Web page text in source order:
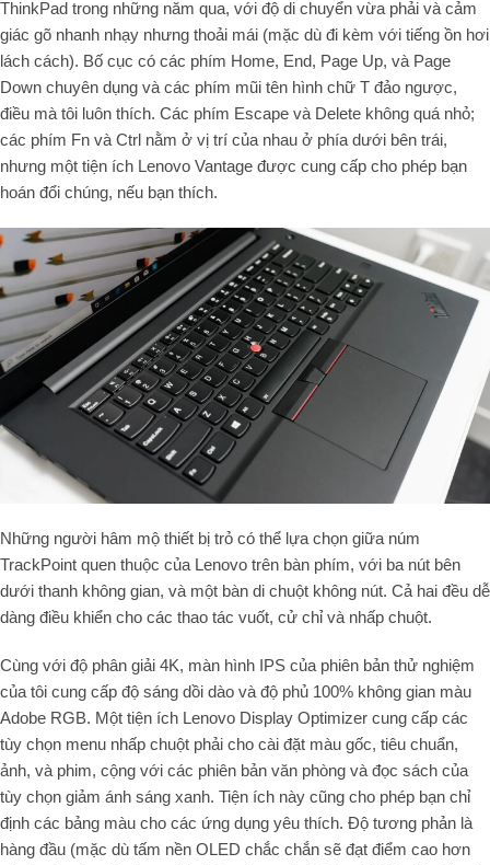
ThinkPad trong những năm qua, với độ di chuyển vừa phải và cảm
giác gõ nhanh nhạy nhưng thoải mái (mặc dù đi kèm với tiếng ồn hơi
lách cách). Bố cục có các phím Home, End, Page Up, và Page
Down chuyên dụng và các phím mũi tên hình chữ T đảo ngược,
điều mà tôi luôn thích. Các phím Escape và Delete không quá nhỏ;
các phím Fn và Ctrl nằm ở vị trí của nhau ở phía dưới bên trái,
nhưng một tiện ích Lenovo Vantage được cung cấp cho phép bạn
hoán đổi chúng, nếu bạn thích.
Những người hâm mộ thiết bị trỏ có thể lựa chọn giữa núm
TrackPoint quen thuộc của Lenovo trên bàn phím, với ba nút bên
dưới thanh không gian, và một bàn di chuột không nút. Cả hai đều dễ
dàng điều khiển cho các thao tác vuốt, cử chỉ và nhấp chuột.
Cùng với độ phân giải 4K, màn hình IPS của phiên bản thử nghiệm
của tôi cung cấp độ sáng dồi dào và độ phủ 100% không gian màu
Adobe RGB. Một tiện ích Lenovo Display Optimizer cung cấp các
tùy chọn menu nhấp chuột phải cho cài đặt màu gốc, tiêu chuẩn,
ảnh, và phim, cộng với các phiên bản văn phòng và đọc sách của
tùy chọn giảm ánh sáng xanh. Tiện ích này cũng cho phép bạn chỉ
định các bảng màu cho các ứng dụng yêu thích. Độ tương phản là
hàng đầu (mặc dù tấm nền OLED chắc chắn sẽ đạt điểm cao hơn